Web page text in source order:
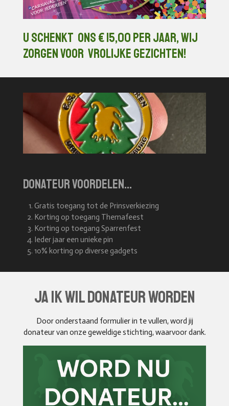
U schenkt ons € 15,00 per jaar, wij
zorgen voor vrolijke gezichten!
donateur voordelen...
Gratis toegang tot de Prinsverkiezing
Korting op toegang Themafeest
Korting op toegang Sparrenfest
Ieder jaar een unieke pin
10% korting op diverse gadgets
JA ik wil donateur worden
Door onderstaand formulier in te vullen, word jij
donateur van onze geweldige stichting, waarvoor dank.